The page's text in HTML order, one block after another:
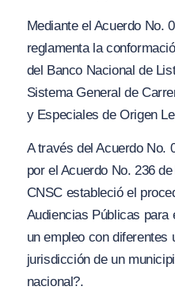
Mediante el Acuerdo No.
reglamenta la
del Banco Nacional de
Sistema General de
y Especiales de Origen
A través del Acuerdo No.
por el Acuerdo No. 236
CNSC establecióel
Audiencias Públicas para
un empleo con diferentes
jurisdicción de un
nacional?.